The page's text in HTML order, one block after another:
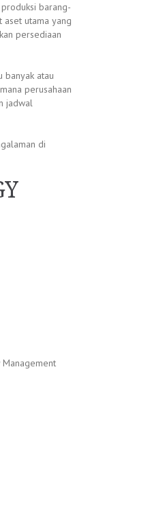
barang-
aset utama yang
persediaan
banyak atau
perusahaan
jadwal
di